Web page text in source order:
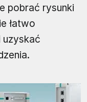
pobrać rysunki
łatwo
uzyskać